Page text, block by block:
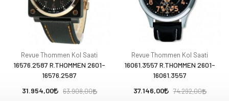
Revue Thommen Kol Saati
16576.2587 R.THOMMEN 2601-
16576.2587
31.954,00
63.908,00
Revue Thommen Kol Saati
16061.3557 R.THOMMEN 2601-
16061.3557
37.146,00
74.292,00